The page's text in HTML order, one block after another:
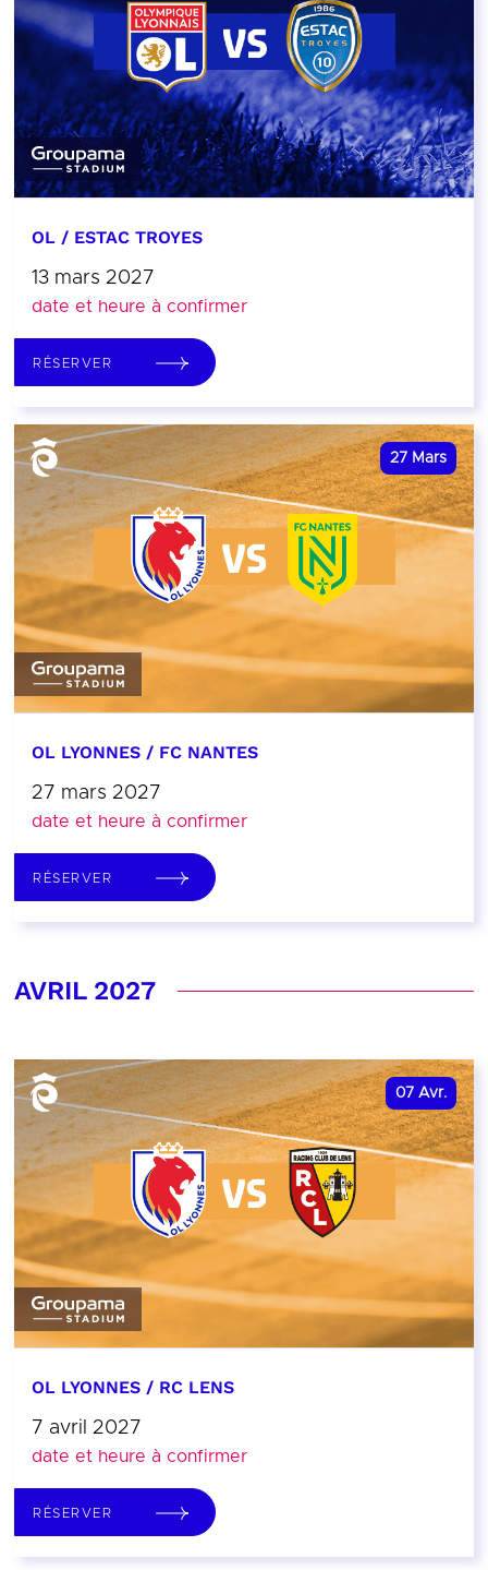
OL / ESTAC TROYES
13 mars 2027
date et heure à confirmer
RÉSERVER
27 Mars
OL LYONNES / FC NANTES
27 mars 2027
date et heure à confirmer
RÉSERVER
AVRIL 2027
07 Avr.
OL LYONNES / RC LENS
7 avril 2027
date et heure à confirmer
RÉSERVER